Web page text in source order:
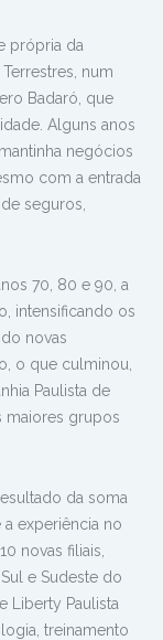
própria da
num
Badaró, que
Alguns anos
negócios
com a entrada
seguros,
70, 80 e 90, a
intensificando os
novas
o que culminou,
Paulista de
maiores grupos
da soma
experiência no
novas filiais,
e Sudeste do
Liberty Paulista
treinamento